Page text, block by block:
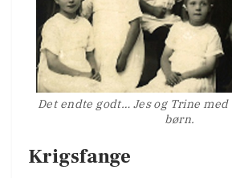
Det endte godt… Jes og Trine
børn.
Krigsfange